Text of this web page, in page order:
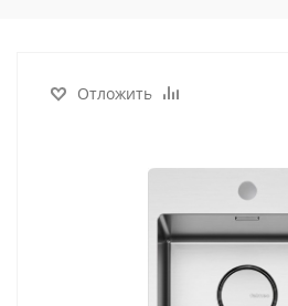
Отложить